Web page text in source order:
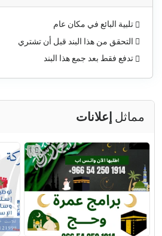
تلبية البائع في مكان عام
التحقق من هذا البند قبل أن تشتري
تدفع فقط بعد جمع هذا البند
مماثلإعلانات
1